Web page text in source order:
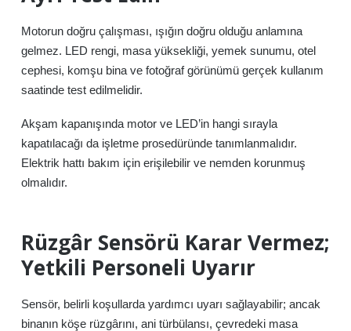
Motorun doğru çalışması, ışığın doğru olduğu anlamına
gelmez. LED rengi, masa yüksekliği, yemek sunumu, otel
cephesi, komşu bina ve fotoğraf görünümü gerçek kullanım
saatinde test edilmelidir.
Akşam kapanışında motor ve LED’in hangi sırayla
kapatılacağı da işletme prosedüründe tanımlanmalıdır.
Elektrik hattı bakım için erişilebilir ve nemden korunmuş
olmalıdır.
Rüzgâr Sensörü Karar Vermez;
Yetkili Personeli Uyarır
Sensör, belirli koşullarda yardımcı uyarı sağlayabilir; ancak
binanın köşe rüzgârını, ani türbülansı, çevredeki masa